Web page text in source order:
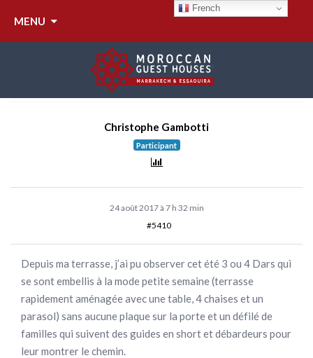
MENURÉPONDRE À : QUI
LOUE LE PLUS SUR
AIRBNB?
Christophe Gambotti
Participant
24 août 2017 à 7 h 32 min
#5410
Depuis ma terrasse, j’ai pu observer cet été 3 ou 4 Dars qui
se sont embellis à la mode petite semaine (terrasse
rapidement aménagée avec une table, 4 chaises et un
parasol) sans aucune plaque sur la porte et un défilé de
familles qui suivent des guides en short et débardeurs pour
leur montrer le chemin.
French